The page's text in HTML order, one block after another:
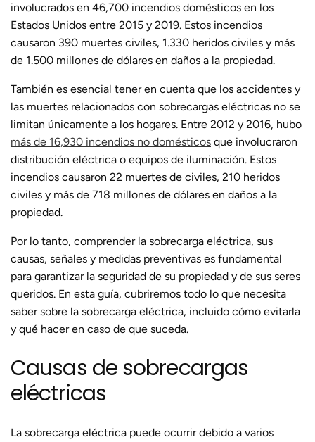
involucrados en 46,700 incendios domésticos en los
Estados Unidos entre 2015 y 2019. Estos incendios
causaron 390 muertes civiles, 1.330 heridos civiles y más
de 1.500 millones de dólares en daños a la propiedad.
También es esencial tener en cuenta que los accidentes y
las muertes relacionados con sobrecargas eléctricas no se
limitan únicamente a los hogares. Entre 2012 y 2016, hubo
más de 16,930 incendios no domésticos que involucraron
distribución eléctrica o equipos de iluminación. Estos
incendios causaron 22 muertes de civiles, 210 heridos
civiles y más de 718 millones de dólares en daños a la
propiedad.
Por lo tanto, comprender la sobrecarga eléctrica, sus
causas, señales y medidas preventivas es fundamental
para garantizar la seguridad de su propiedad y de sus seres
queridos. En esta guía, cubriremos todo lo que necesita
saber sobre la sobrecarga eléctrica, incluido cómo evitarla
y qué hacer en caso de que suceda.
Causas de sobrecargas
eléctricas
La sobrecarga eléctrica puede ocurrir debido a varios